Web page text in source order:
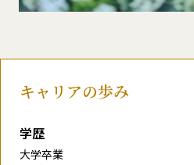
キャリアの歩み
学歴
大学卒業